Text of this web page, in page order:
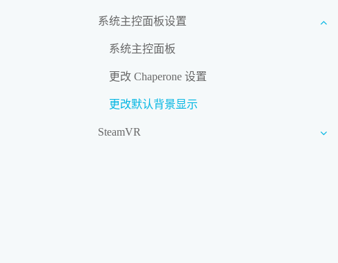
系统主控面板设置
系统主控面板
更改 Chaperone 设置
更改默认背景显示
SteamVR